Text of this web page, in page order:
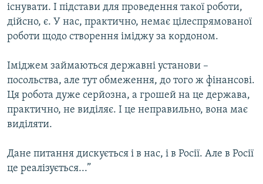
існувати. І підстави для проведення такої роботи,
дійсно, є. У нас, практично, немає цілеспрямованої
роботи щодо створення іміджу за кордоном.
Іміджем займаються державні установи –
посольства, але тут обмеження, до того ж фінансові.
Ця робота дуже серйозна, а грошей на це держава,
практично, не виділяє. І це неправильно, вона має
виділяти.
Дане питання дискується і в нас, і в Росії. Але в Росії
це реалізується...”